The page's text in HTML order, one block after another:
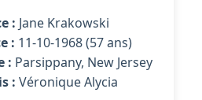
: Jane Krakowski
: 11-10-1968 (57 ans)
: Parsippany, New Jersey
: Véronique Alycia